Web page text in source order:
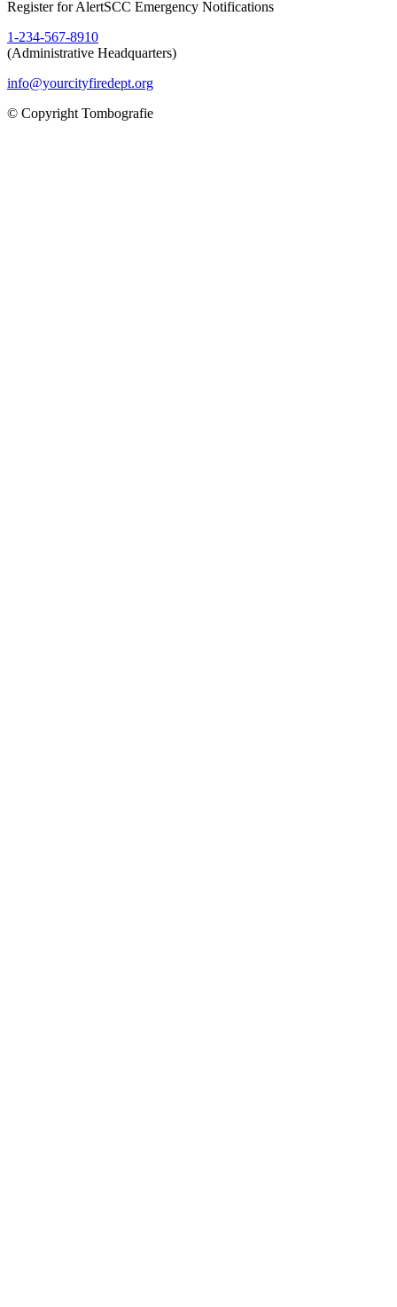
Register for AlertSCC Emergency Notifications
1-234-567-8910
(Administrative Headquarters)
info@yourcityfiredept.org
© Copyright Tombografie